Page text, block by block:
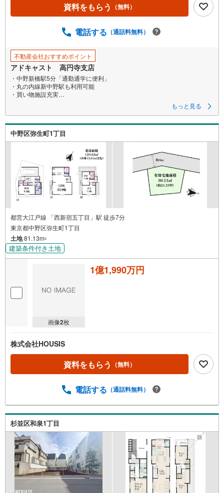
資料をもらう （無料）
電話する （通話料無料）
不動産会社おすすめポイント
アドキャスト 高円寺支店
・中野新橋駅5分「通勤通学に便利」
・丸の内線新中野駅も利用可能
・買い物施設充実
メールをご希望の際は、「室内・現地を見学する」ボタンよりお気軽にお
問合せください。
■アドキャストの特徴■
【1】毎月70組様限定！簡易ライフプラン作成
住宅購入後50年間のライフプラン＆キャッシュフロー表を作成します！
【2】当社オリジナル物件調査報告書
徹底的な近隣聞き込みを含め調査結果を説明いたします！
【3】住宅購入WEBセミナー（無料）
住宅の探し方、良い物件の見極め方、住宅ローンに関してなどWEBセミナ
ーを配信しております！
【4】キッズスペース完備
お子様にはおもちゃ、絵本などのご用意をしていますので、
ご家族でのご来店をお待ちしています^^
もっと見る
中野区弥生町1丁目
都営大江戸線 「西新宿五丁目」駅 徒歩7分
東京都中野区弥生町1丁目
土地81.13m2
建築条件付き土地
画像2枚
1億1,990万円
株式会社HOUSIS
資料をもらう （無料）
電話する （通話料無料）
杉並区和泉1丁目